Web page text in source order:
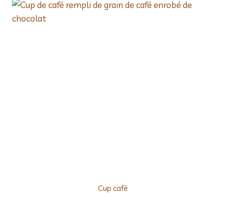
Cup café